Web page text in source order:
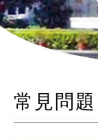
常見問題